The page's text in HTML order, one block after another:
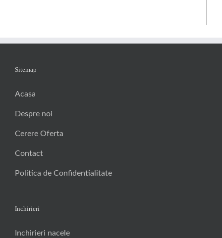
Sitemap
Acasa
Despre noi
Cerere Oferta
Contact
Politica de Confidentialitate
Inchirieri
Inchirieri nacele